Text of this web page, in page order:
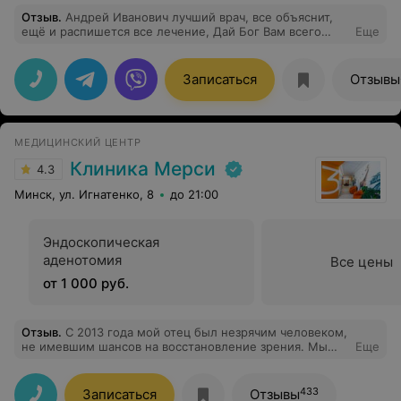
Отзыв. Андрей Иванович лучший врач, все объяснит,
ещё и распишется все лечение, Дай Бог Вам всего
Еще
Записаться Отзывы
МЕДИЦИНСКИЙ ЦЕНТР
4.3 Клиника Мерси
Минск, ул. Игнатенко, 8 до 21:00
Эндоскопическая
аденотомия
от 1 000 руб.
Все цены
Отзыв. С 2013 года мой отец был незрячим человеком,
не имевшим шансов на восстановление зрения. Мы
Антоненко Виталию Владимировичу. Отца мы
сопровождали под руки, так как он полностью был
Еще
Записаться Отзывы433